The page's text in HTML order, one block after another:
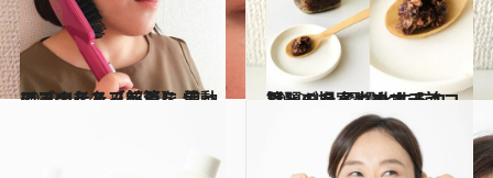
2022.4.24
アゴのたるみ解消に 電動のフェイスブラシを 使ってみました【前篇】
ビューティ＆ヘルス 2022.4.3
話題のハイカカオチョコレートを 習慣化するコツ、ご提案します【前篇】
ビューティ＆ヘルス